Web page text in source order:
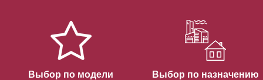
Выбор по модели Выбор по назначению